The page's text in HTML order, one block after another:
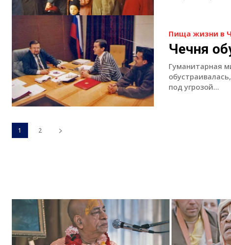
Пища жизни в
Чечня
Гуманитарная
под угрозой...
1 2